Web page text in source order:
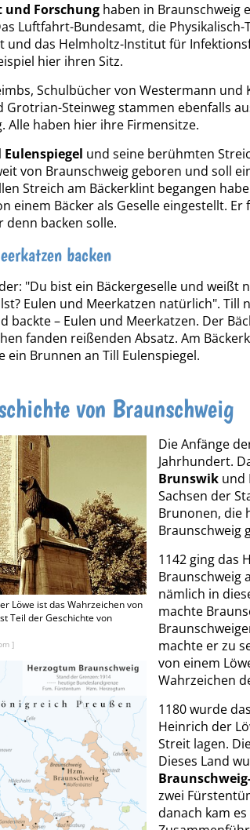
und Forschung haben in Braunschweig
Luftfahrt-Bundesamt, die Physikalisch-
und das Helmholtz-Institut für
hier ihren Sitz.
Schulbücher von Westermann und
Grotrian-Steinweg stammen ebenfalls
Alle haben hier ihre Firmensitze.
Eulenspiegel und seine berühmten
von Braunschweig geboren und soll
Streich am Bäckerklint begangen
einem Bäcker als Geselle eingestellt. Er
denn backen solle.
backen
"Du bist ein Bäckergeselle und weißt
Eulen und Meerkatzen natürlich". Till
backte – Eulen und Meerkatzen. Der
fanden reißenden Absatz. Am
ein Brunnen an Till Eulenspiegel.
von Braunschweig
Löwe ist das Wahrzeichen von
Teil der Geschichte von
]
Die Anfänge
Jahrhundert.
Brunswik und
Sachsen der
Brunonen, die
Braunschweig
1142 ging das
Braunschweig
nämlich in
machte
machte er zu
von einem
Wahrzeichen
1180 wurde
Heinrich der
Streit lagen.
Dieses Land
zwei
danach kam